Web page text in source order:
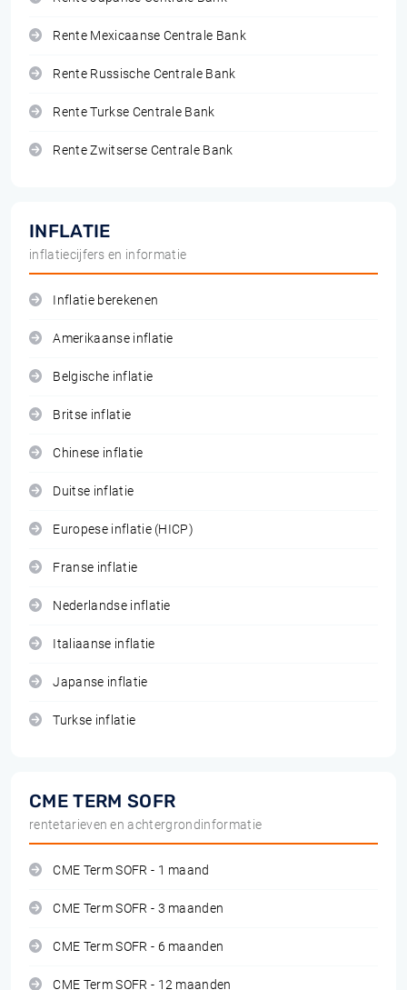
Rente Mexicaanse Centrale Bank
Rente Russische Centrale Bank
Rente Turkse Centrale Bank
Rente Zwitserse Centrale Bank
INFLATIE
inflatiecijfers en informatie
Inflatie berekenen
Amerikaanse inflatie
Belgische inflatie
Britse inflatie
Chinese inflatie
Duitse inflatie
Europese inflatie (HICP)
Franse inflatie
Nederlandse inflatie
Italiaanse inflatie
Japanse inflatie
Turkse inflatie
CME TERM SOFR
rentetarieven en achtergrondinformatie
CME Term SOFR - 1 maand
CME Term SOFR - 3 maanden
CME Term SOFR - 6 maanden
CME Term SOFR - 12 maanden